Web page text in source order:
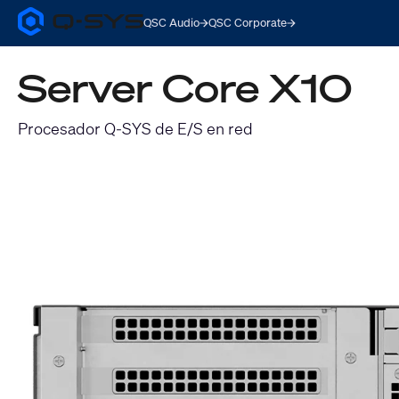
Q-
SYS
Products
Homepage
QSC Audio QSC Corporate
Server Core X10
Procesador Q-SYS de E/S en red